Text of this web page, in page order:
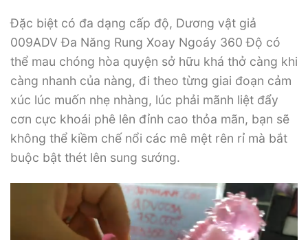
Đặc biệt có đa dạng cấp độ, Dương vật giả
009ADV Đa Năng Rung Xoay Ngoáy 360 Độ có
thể mau chóng hòa quyện sở hữu khá thở càng khi
càng nhanh của nàng, đi theo từng giai đoạn cảm
xúc lúc muốn nhẹ nhàng, lúc phải mãnh liệt đẩy
cơn cực khoái phê lên đỉnh cao thỏa mãn, bạn sẽ
không thể kiềm chế nổi các mê mệt rên rỉ mà bắt
buộc bật thét lên sung sướng.